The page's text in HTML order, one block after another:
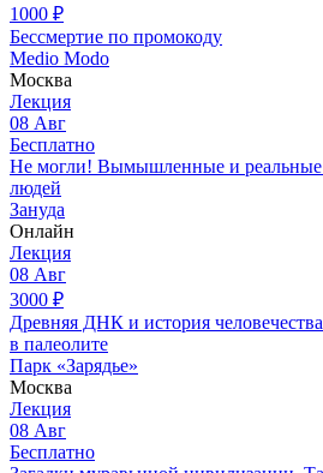
1000 ₽
Бессмертие по промокоду
Medio Modo
Москва
Лекция
08 Авг
Бесплатно
Не могли! Вымышленные и реальные
людей
Зануда
Онлайн
Лекция
08 Авг
3000 ₽
Древняя ДНК и история
в палеолите
Парк «Зарядье»
Москва
Лекция
08 Авг
Бесплатно